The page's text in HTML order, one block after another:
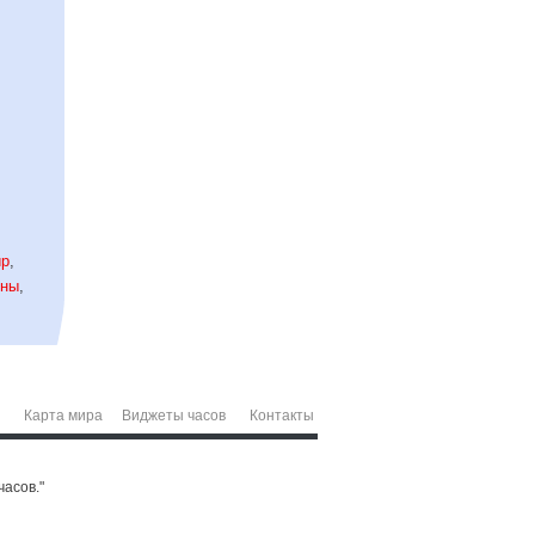
,
,
Карта мира Виджеты часов Контакты